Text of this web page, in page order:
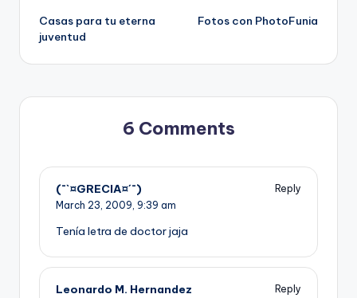
navigation
Casas para tu eterna
juventud
Fotos con PhotoFunia
6 Comments
(¯`¤GRECIA¤´¯)
Reply
March 23, 2009, 9:39 am
Tení­a letra de doctor jaja
Leonardo M. Hernandez
Reply